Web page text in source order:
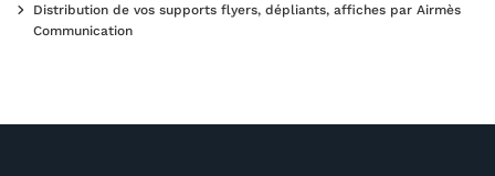
Distribution de vos supports flyers, dépliants, affiches par Airmès
Communication